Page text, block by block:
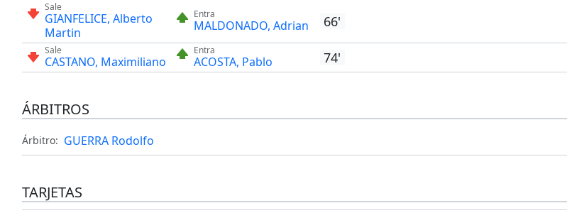
Sale
GIANFELICE, Alberto
Martin
Entra
MALDONADO, Adrian 66'
Sale
CASTANO, Maximiliano
Entra
ACOSTA, Pablo 74'
ÁRBITROS
Árbitro: GUERRA Rodolfo
TARJETAS